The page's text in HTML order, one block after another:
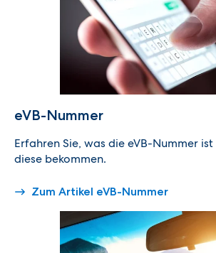
eVB-Nummer
Erfahren Sie, was die eVB-Nummer
diese bekommen.
Zum Artikel eVB-Nummer